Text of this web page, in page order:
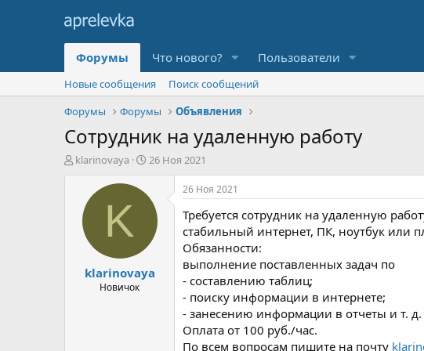
Форумы Что нового? Пользователи
Новые сообщения
Поиск сообщений
Форумы
Форумы Объявления
Сотрудник на удаленную работу
А
klarinovaya
Д
а
ч
л
26 Ноя 2021
K
klarinovaya
Новичок
26 Ноя 2021
Требуется сотрудник на удаленную
стабильный интернет, ПК, ноутбук или
Обязанности:
выполнение поставленных задач по
- составлению таблиц;
- поиску информации в интернете;
- занесению информации в отчеты и т. д.
Оплата от 100 руб./час.
По всем вопросам пишите на почту